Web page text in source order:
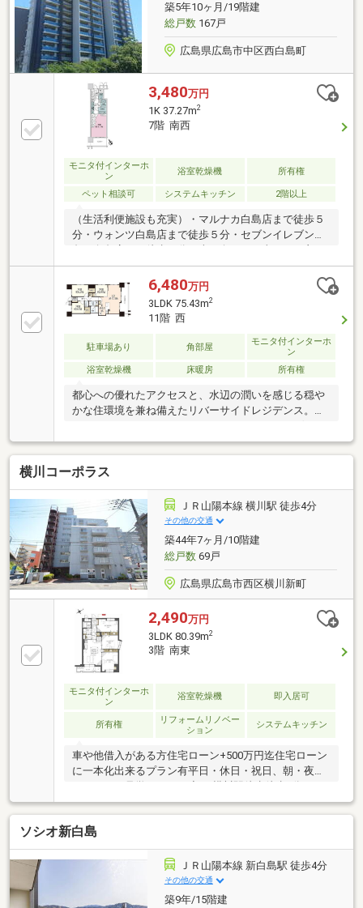
築5年10ヶ月/19階建
総戸数167戸
広島県広島市中区西白島町
3,480万円
1K 37.27m2
7階 南西
モニタ付インターホ
ン
浴室乾燥機 所有権
ペット相談可 システムキッチン 2階以上
（生活利便施設も充実）・マルナカ白島店まで徒歩５
分・ウォンツ白島店まで徒歩５分・セブンイレブン広
明るいお部屋です。・家事動線に優れた、コンパクト
な間取りです。・重厚感のあるアプローチとエントラ
ンス・桜を望める１階のオーナーズロビーあり・環境
や家計に優しい給湯器（エコジョーズ）を採用・コン
シェルジュサービスあり。（一部有料）・ゲストルー
ム、大型コインランドリーなどを完備（ペット飼育細
6,480万円
3LDK 75.43m2
11階 西
駐車場あり 角部屋
モニタ付インターホ
ン
浴室乾燥機
床暖房 所有権
都心への優れたアクセスと、水辺の潤いを感じる穏や
かな住環境を兼ね備えたリバーサイドレジデンス。コ
ルーム、スモーキングルーム、ゴルフブース、大型コ
インランドリーなど、充実した共用施設を備えていま
す。災害時には無料で利用できる自動販売機も設置。
ペット飼育可能（細則有）で、ペット足洗い場も完
備。風除室から住戸まで5重のセキュリティシステム
やハンズフリーキー、24時間オンライン監視など、安
心・安全にも配慮されたホテルライクな住まいです。
リビング・ダイニングの窓全面にはUVカット・遮熱フ
ィルムを施工し、快適性にもこだわっています。
横川コーポラス
ＪＲ山陽本線 横川駅 徒歩4分
その他の交通
築44年7ヶ月/10階建
総戸数69戸
広島県広島市西区横川新町
2,490万円
3LDK 80.39m2
3階 南東
モニタ付インターホ
ン
浴室乾燥機 即入居可
所有権
リフォームリノベー
ション
システムキッチン
車や他借入がある方住宅ローン+500万円迄住宅ローン
に一本化出来るプラン有平日・休日・祝日、朝・夜！
いつでもご見学頂けます◆JR横川駅徒歩徒歩5分
◆2026年3月フルリノベーション済◆全居室収納有◆
東南向きで陽当良好住宅ローン借り入れ2490万円の場
合 月々60105円※変動金利・40年払い・金利
0.775％・ボーナス払い無しの場合現在の家賃+駐車場
代と比べてみてください◎お仕事が忙しくてなかなか
時間の取れない方も安心お仕事帰りの夜間や早朝等、
対応出来ますのでお気軽にご相談下さい。他掲載物件
ソシオ新白島
ＪＲ山陽本線 新白島駅 徒歩4分
その他の交通
築9年/15階建